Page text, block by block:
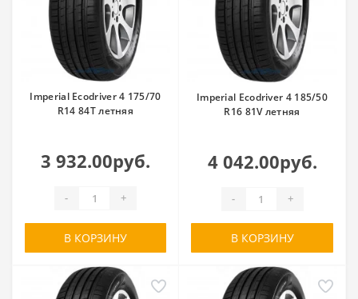
Imperial Ecodriver 4 175/70
R14 84T летняя
3 932.00руб.
- +
В КОРЗИНУ
Imperial Ecodriver 4 185/50
R16 81V летняя
4 042.00руб.
- +
В КОРЗИНУ